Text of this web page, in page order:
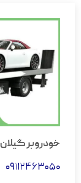
خودروبر گیلان
09112463050